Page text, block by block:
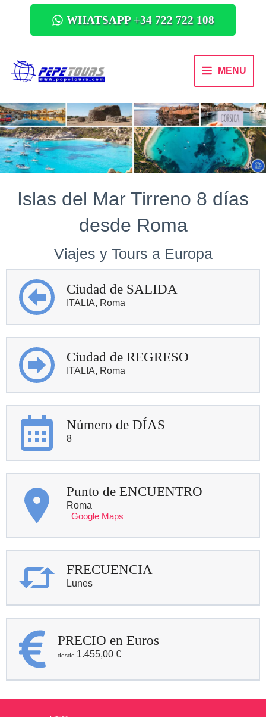
WHATSAPP +34 722 722 108
MENU
Islas del Mar Tirreno 8 días
desde Roma
Viajes y Tours a Europa
Ciudad de SALIDA
ITALIA, Roma
Ciudad de REGRESO
ITALIA, Roma
Número de DÍAS
8
Punto de ENCUENTRO
Roma
Google Maps
FRECUENCIA
Lunes
PRECIO en Euros
1.455,00 €